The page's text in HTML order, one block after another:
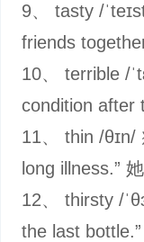
9、 tasty /
friends
10、 terrible /
condition after
11、 thin /θɪn/
long illness.”
12、 thirsty /
the last